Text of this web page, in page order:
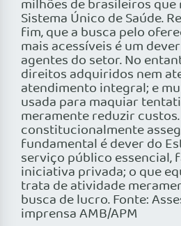
milhões de brasileiros
Sistema Único de Saúde.
fim, que a busca pelo
mais acessíveis é um
agentes do setor. No
direitos adquiridos nem
atendimento integral; e
usada para maquiar
meramente reduzir
constitucionalmente
fundamental é dever do
serviço público essencial,
iniciativa privada; o que
trata de atividade
busca de lucro. Fonte:
imprensa AMB/APM